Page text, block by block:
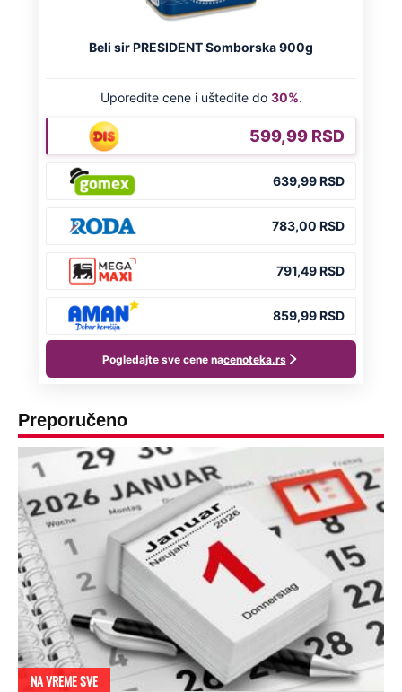
Preporučeno
NA VREME SVE